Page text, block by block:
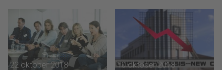
Amerikanen.
Brabanthallen in Den Bosch,
met 400 financials.
22 oktober 2018 10 oktober 2018